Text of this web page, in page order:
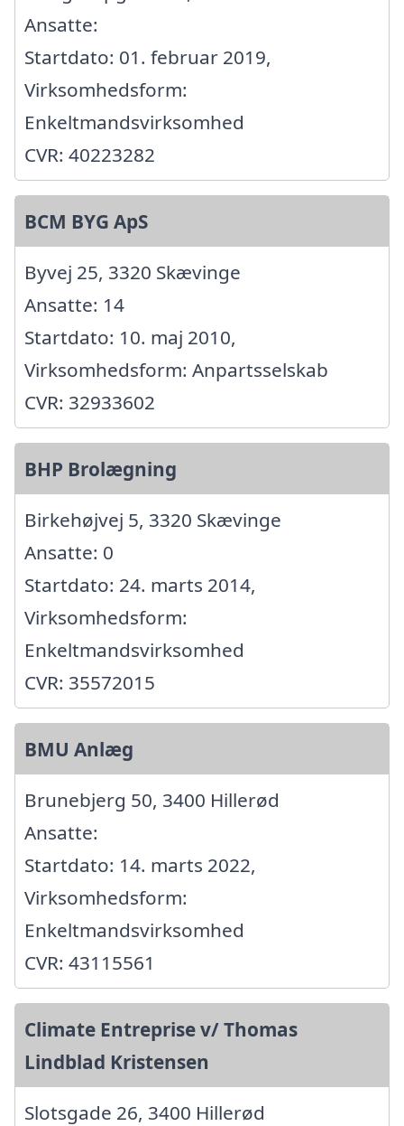
Ansatte:
Startdato: 01. februar 2019,
Virksomhedsform:
Enkeltmandsvirksomhed
CVR: 40223282
BCM BYG ApS
Byvej 25, 3320 Skævinge
Ansatte: 14
Startdato: 10. maj 2010,
Virksomhedsform: Anpartsselskab
CVR: 32933602
BHP Brolægning
Birkehøjvej 5, 3320 Skævinge
Ansatte: 0
Startdato: 24. marts 2014,
Virksomhedsform:
Enkeltmandsvirksomhed
CVR: 35572015
BMU Anlæg
Brunebjerg 50, 3400 Hillerød
Ansatte:
Startdato: 14. marts 2022,
Virksomhedsform:
Enkeltmandsvirksomhed
CVR: 43115561
Climate Entreprise v/ Thomas
Lindblad Kristensen
Slotsgade 26, 3400 Hillerød